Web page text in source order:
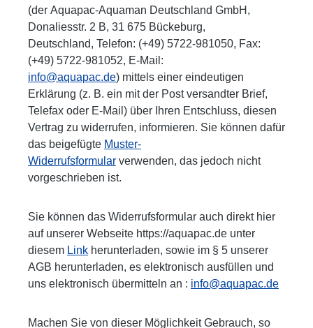
(der Aquapac-Aquaman Deutschland GmbH,
Donaliesstr. 2 B, 31 675 Bückeburg,
Deutschland, Telefon: (+49) 5722-981050, Fax:
(+49) 5722-981052, E-Mail:
info@aquapac.de) mittels einer eindeutigen
Erklärung (z. B. ein mit der Post versandter Brief,
Telefax oder E-Mail) über Ihren Entschluss, diesen
Vertrag zu widerrufen, informieren. Sie können dafür
das beigefügte Muster-
Widerrufsformular verwenden, das jedoch nicht
vorgeschrieben ist.
Sie können das Widerrufsformular auch direkt hier
auf unserer Webseite https://aquapac.de unter
diesem Link herunterladen, sowie im § 5 unserer
AGB herunterladen, es elektronisch ausfüllen und
uns elektronisch übermitteln an : info@aquapac.de
Machen Sie von dieser Möglichkeit Gebrauch, so